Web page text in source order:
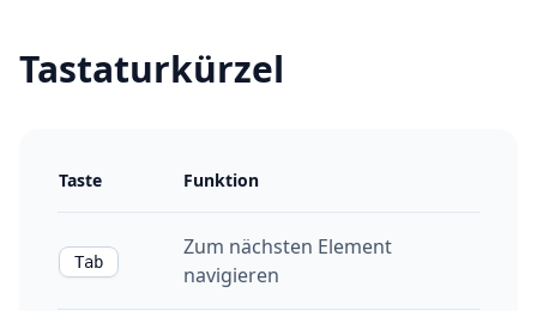
Tastaturkürzel
Taste Funktion
Tab
Zum nächsten Element
navigieren